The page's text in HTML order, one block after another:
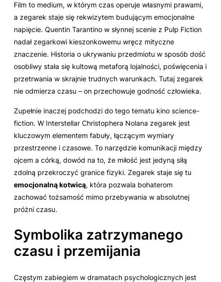
Film to medium, w którym czas operuje własnymi prawami,
a zegarek staje się rekwizytem budującym emocjonalne
napięcie. Quentin Tarantino w słynnej scenie z Pulp Fiction
nadał zegarkowi kieszonkowemu wręcz mityczne
znaczenie. Historia o ukrywaniu przedmiotu w sposób dość
osobliwy stała się kultową metaforą lojalności, poświęcenia i
przetrwania w skrajnie trudnych warunkach. Tutaj zegarek
nie odmierza czasu – on przechowuje godność człowieka.
Zupełnie inaczej podchodzi do tego tematu kino science-
fiction. W Interstellar Christophera Nolana zegarek jest
kluczowym elementem fabuły, łączącym wymiary
przestrzenne i czasowe. To narzędzie komunikacji między
ojcem a córką, dowód na to, że miłość jest jedyną siłą
zdolną przekroczyć granice fizyki. Zegarek staje się tu
emocjonalną kotwicą, która pozwala bohaterom
zachować tożsamość mimo przebywania w absolutnej
próżni czasu.
Symbolika zatrzymanego
czasu i przemijania
Częstym zabiegiem w dramatach psychologicznych jest